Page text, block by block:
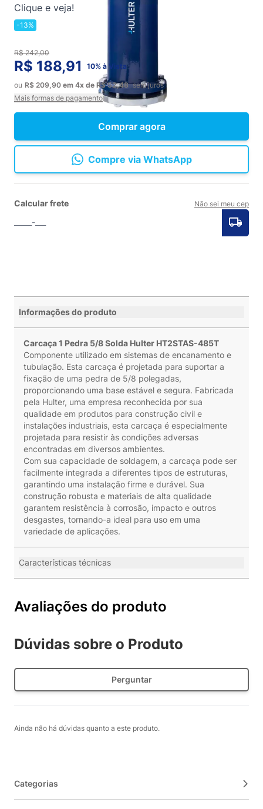
Clique e veja!
-13%
Comprar agora
R$ 188,91 10% à Vista
ou R$ 209,90 em 4x de R$ 52,48 sem juros
Mais formas de pagamento
Compre via WhatsApp
R$ 242,00
Calcular frete Não sei meu cep
Informações do produto
Carcaça 1 Pedra 5/8 Solda Hulter HT2STAS-485T
Componente utilizado em sistemas de encanamento e
tubulação. Esta carcaça é projetada para suportar a
fixação de uma pedra de 5/8 polegadas,
proporcionando uma base estável e segura. Fabricada
pela Hulter, uma empresa reconhecida por sua
qualidade em produtos para construção civil e
instalações industriais, esta carcaça é especialmente
projetada para resistir às condições adversas
encontradas em diversos ambientes.
Com sua capacidade de soldagem, a carcaça pode ser
facilmente integrada a diferentes tipos de estruturas,
garantindo uma instalação firme e durável. Sua
construção robusta e materiais de alta qualidade
garantem resistência à corrosão, impacto e outros
desgastes, tornando-a ideal para uso em uma
variedade de aplicações.
Características técnicas
Avaliações do produto
Dúvidas sobre o Produto
Perguntar
Ainda não há dúvidas quanto a este produto.
Categorias